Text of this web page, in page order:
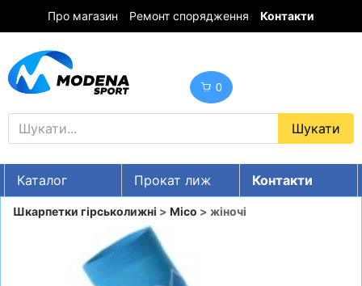
Про магазин Ремонт спорядження Контакти
0
Каталог Прокат лиж
Контакти
UA RU EN
ГІРСЬКІ ЛИЖІ
Шкарпетки гірськолижні > Mico > жіночі